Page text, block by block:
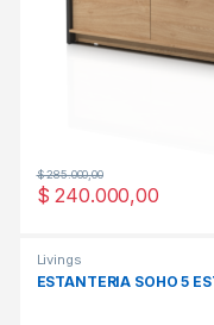
$ 240.000,00
$285.000,00
Este producto tiene
Livings
ESTANTERIA SOHO 5